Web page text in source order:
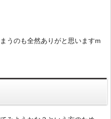
うのも全然ありがと思いますm